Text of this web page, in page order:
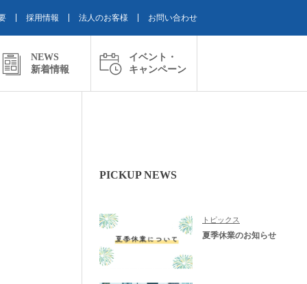
採用情報 法人のお客様 お問い合わせ
NEWS
新着情報
イベント・
キャンペーン
PICKUP NEWS
トピックス
夏季休業のお知らせ